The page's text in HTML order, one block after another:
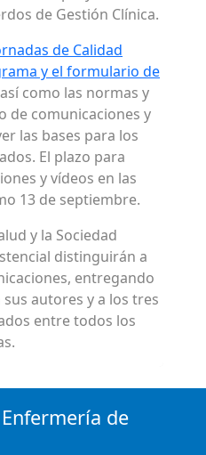
de Gestión Clínica.
de Calidad
y el formulario de
como las normas y
de comunicaciones y
las bases para los
El plazo para
y vídeos en las
13 de septiembre.
y la Sociedad
distinguirán a
entregando
autores y a los tres
entre todos los
de